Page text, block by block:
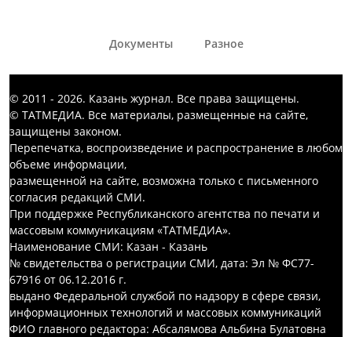
Документы Разное
© 2011 - 2026. Казань журнал. Все права защищены.
© ТАТМЕДИА. Все материалы, размещенные на сайте,
защищены законом.
Перепечатка, воспроизведение и распространение в любом
объеме информации,
размещенной на сайте, возможна только с письменного
согласия редакций СМИ.
При поддержке Республиканского агентства по печати и
массовым коммуникациям «ТАТМЕДИА».
Наименование СМИ: Казан - Казань
№ свидетельства о регистрации СМИ, дата: Эл № ФС77-
67916 от 06.12.2016 г.
выдано Федеральной службой по надзору в сфере связи,
информационных технологий и массовых коммуникаций
ФИО главного редактора: Абсалямова Альбина Булатовна